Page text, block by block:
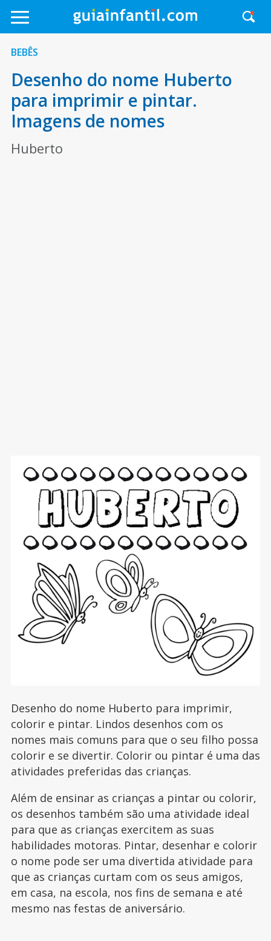
BEBÊS
Desenho do nome Huberto
para imprimir e pintar.
Imagens de nomes
Huberto
Desenho do nome Huberto para imprimir,
colorir e pintar. Lindos desenhos com os
nomes mais comuns para que o seu filho possa
colorir e se divertir. Colorir ou pintar é uma das
atividades preferidas das crianças.
Além de ensinar as crianças a pintar ou colorir,
os desenhos também são uma atividade ideal
para que as crianças exercitem as suas
habilidades motoras. Pintar, desenhar e colorir
o nome pode ser uma divertida atividade para
que as crianças curtam com os seus amigos,
em casa, na escola, nos fins de semana e até
mesmo nas festas de aniversário.